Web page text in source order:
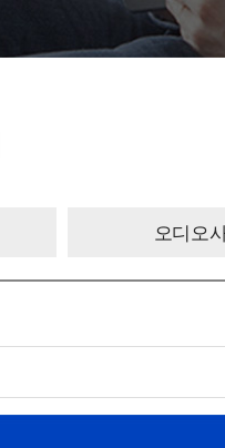
오디오